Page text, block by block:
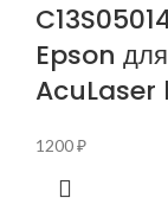
Epson
AcuLaser
1200₽